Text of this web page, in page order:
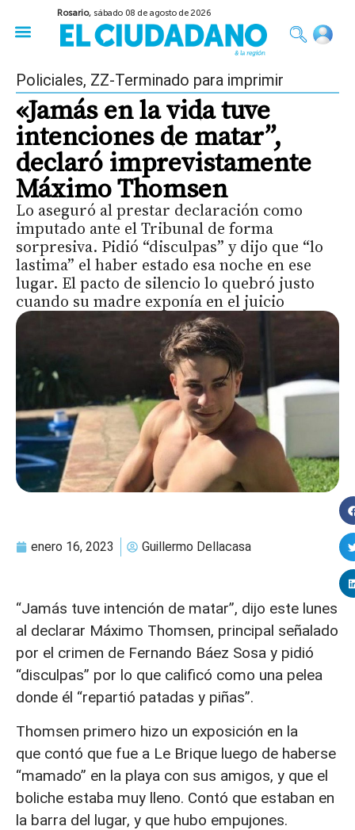
Rosario, sábado 08 de agosto de 2026
Policiales, ZZ-Terminado para imprimir
«Jamás en la vida tuve
intenciones de matar”,
declaró imprevistamente
Máximo Thomsen
Lo aseguró al prestar declaración como
imputado ante el Tribunal de forma
sorpresiva. Pidió “disculpas” y dijo que “lo
lastima” el haber estado esa noche en ese
lugar. El pacto de silencio lo quebró justo
cuando su madre exponía en el juicio
enero 16, 2023 Guillermo Dellacasa
“Jamás tuve intención de matar”, dijo este lunes
al declarar Máximo Thomsen, principal señalado
por el crimen de Fernando Báez Sosa y pidió
“disculpas” por lo que calificó como una pelea
donde él “repartió patadas y piñas”.
Thomsen primero hizo un exposición en la
que contó que fue a Le Brique luego de haberse
“mamado” en la playa con sus amigos, y que el
boliche estaba muy lleno. Contó que estaban en
la barra del lugar, y que hubo empujones.